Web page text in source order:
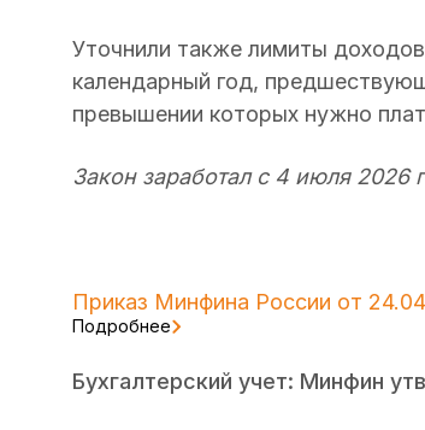
Уточнили также лимиты
календарный год,
превышении которых нужно
Закон заработал с 4 июля 2026
Приказ Минфина России от
Подробнее
Бухгалтерский учет: Минфин